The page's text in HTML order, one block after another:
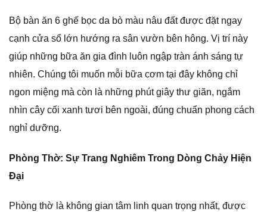
Bộ bàn ăn 6 ghế bọc da bò màu nâu đất được đặt ngay
cạnh cửa sổ lớn hướng ra sân vườn bên hông. Vị trí này
giúp những bữa ăn gia đình luôn ngập tràn ánh sáng tự
nhiên. Chúng tôi muốn mỗi bữa cơm tại đây không chỉ
ngon miệng mà còn là những phút giây thư giãn, ngắm
nhìn cây cối xanh tươi bên ngoài, đúng chuẩn phong cách
nghỉ dưỡng.
Phòng Thờ: Sự Trang Nghiêm Trong Dòng Chảy Hiện
Đại
Phòng thờ là không gian tâm linh quan trọng nhất, được